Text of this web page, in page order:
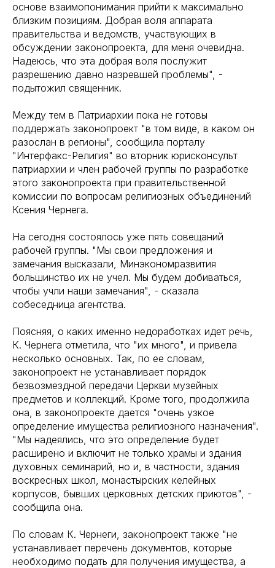
основе взаимопонимания прийти к максимально
близким позициям. Добрая воля аппарата
правительства и ведомств, участвующих в
обсуждении законопроекта, для меня очевидна.
Надеюсь, что эта добрая воля послужит
разрешению давно назревшей проблемы", -
подытожил священник.
Между тем в Патриархии пока не готовы
поддержать законопроект "в том виде, в каком он
разослан в регионы", сообщила порталу
"Интерфакс-Религия" во вторник юрисконсульт
патриархии и член рабочей группы по разработке
этого законопроекта при правительственной
комиссии по вопросам религиозных объединений
Ксения Чернега.
На сегодня состоялось уже пять совещаний
рабочей группы. "Мы свои предложения и
замечания высказали, Минэкономразвития
большинство их не учел. Мы будем добиваться,
чтобы учли наши замечания", - сказала
собеседница агентства.
Поясняя, о каких именно недоработках идет речь,
К. Чернега отметила, что "их много", и привела
несколько основных. Так, по ее словам,
законопроект не устанавливает порядок
безвозмездной передачи Церкви музейных
предметов и коллекций. Кроме того, продолжила
она, в законопроекте дается "очень узкое
определение имущества религиозного назначения".
"Мы надеялись, что это определение будет
расширено и включит не только храмы и здания
духовных семинарий, но и, в частности, здания
воскресных школ, монастырских келейных
корпусов, бывших церковных детских приютов", -
сообщила она.
По словам К. Чернеги, законопроект также "не
устанавливает перечень документов, которые
необходимо подать для получения имущества, а